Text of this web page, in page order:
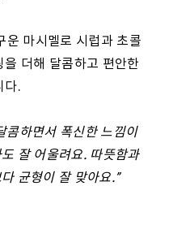
운 마시멜로 시럽과 초콜
더해 달콤하고 편안한
다.
콤하면서 폭신한 느낌이
잘 어울려요. 따뜻함과
균형이 잘 맞아요.”